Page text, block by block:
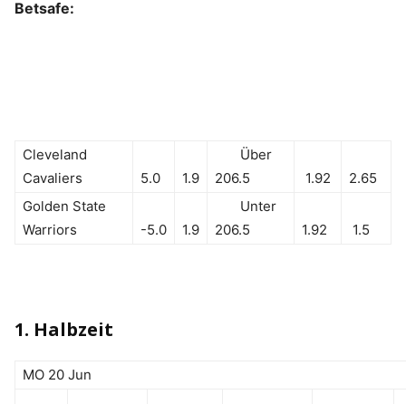
Betsafe:
Cleveland
Cavaliers
5.0 1.9
Über
206.5
1.92
2.65
Golden State
Warriors
-5.0 1.9
Unter
206.5
1.92 1.5
1. Halbzeit
MO 20 Jun